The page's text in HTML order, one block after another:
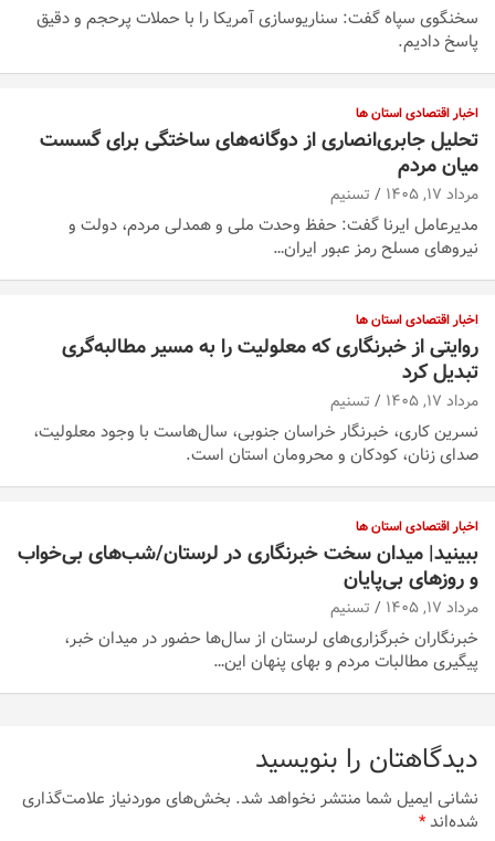
سخنگوی سپاه گفت: سناریوسازی آمریکا را با حملات پرحجم‌‌ و دقیق‌
پاسخ دادیم.
اخبار اقتصادی استان ها
تحلیل جابری‌انصاری از دوگانه‌های ساختگی ‌برای گسست
میان مردم
مرداد ۱۷, ۱۴۰۵ تسنیم
مدیرعامل ایرنا گفت: حفظ وحدت ملی و همدلی مردم، دولت و
نیروهای مسلح رمز عبور ایران…
اخبار اقتصادی استان ها
روایتی از خبرنگاری که معلولیت را به مسیر مطالبه‌گری
تبدیل کرد
مرداد ۱۷, ۱۴۰۵ تسنیم
نسرین کاری، خبرنگار خراسان جنوبی، سال‌هاست با وجود معلولیت،
صدای زنان، کودکان و محرومان استان است.
اخبار اقتصادی استان ها
ببینید| میدان سخت خبرنگاری در لرستان/‌شب‌های بی‌خواب
و روزهای بی‌پایان
مرداد ۱۷, ۱۴۰۵ تسنیم
خبرنگاران خبرگزاری‌های لرستان از سال‌ها حضور در میدان خبر،
پیگیری مطالبات مردم و بهای پنهان این…
دیدگاهتان را بنویسید
نشانی ایمیل شما منتشر نخواهد شد.بخش‌های موردنیاز علامت‌گذاری
شده‌اند*